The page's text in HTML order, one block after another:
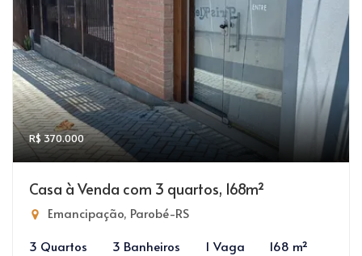
R$ 370.000
Casa à Venda com 3 quartos, 168m²
Emancipação, Parobé-RS
3 Quartos
3 Banheiros 1 Vaga 168 m²